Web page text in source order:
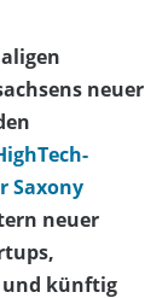
neuer
Saxony
neuer
und künftig